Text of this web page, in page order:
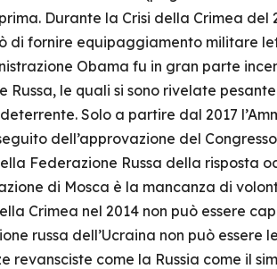
Durante la Crisi della Crimea del
di fornire equipaggiamento militare
Obama fu in gran parte
le quali si sono rivelate
Solo a partire dal 2017
dell’approvazione del
Federazione Russa della risposta
di Mosca è la mancanza di
Crimea nel 2014 non può essere
russa dell’Ucraina non può essere
come la Russia come il